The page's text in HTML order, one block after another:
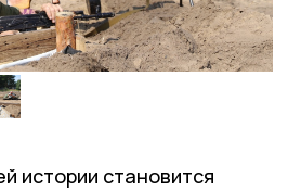
истории становится